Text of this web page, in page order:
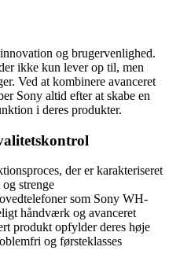
og brugervenlighed.
ikke kun lever op til, men
Ved at kombinere avanceret
Sony altid efter at skabe en
i deres produkter.
der er karakteriseret
strenge
som Sony WH-
håndværk og avanceret
produkt opfylder deres høje
og førsteklasses